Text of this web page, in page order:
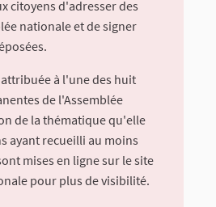
citoyens d'adresser des
nationale et de signer
à l'une des huit
de l'Assemblée
de la thématique qu'elle
ayant recueilli au moins
mises en ligne sur le site
pour plus de visibilité.